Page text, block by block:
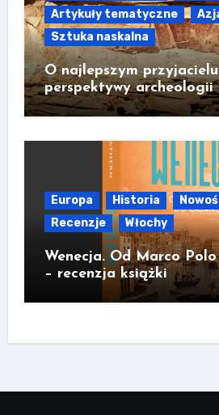
Artykuły tematyczne
Sztuka naskalna
O najlepszym
perspektywy archeologii
Europa Historia
Recenzje
Włochy
Wenecja. Od Marco
– recenzja książki